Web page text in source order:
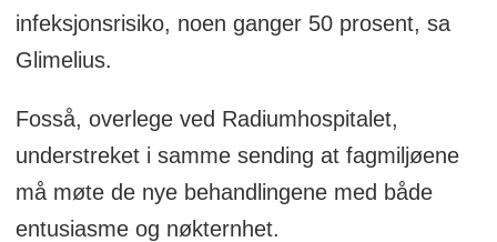
infeksjonsrisiko, noen ganger 50 prosent, sa
Glimelius.
Fosså, overlege ved Radiumhospitalet,
understreket i samme sending at fagmiljøene
må møte de nye behandlingene med både
entusiasme og nøkternhet.